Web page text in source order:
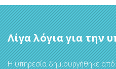
Λίγα λόγια για την
Η υπηρεσία δημιουργήθηκε από